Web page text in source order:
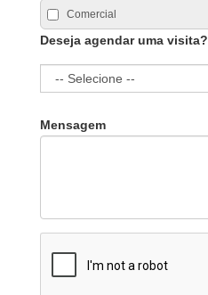
Comercial
Deseja agendar uma visita?
Mensagem